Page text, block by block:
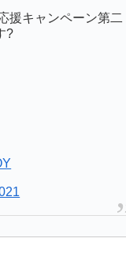
援キャンペーン第二
?